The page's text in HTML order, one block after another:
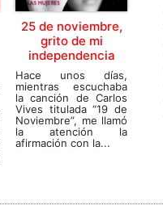
25 de noviembre,
grito de mi
independencia
Hace unos días,
mientras escuchaba
la canción de Carlos
Vives titulada “19 de
Noviembre”, me llamó
la atención la
afirmación con la...